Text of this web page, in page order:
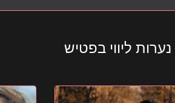
ליווי בפטיש